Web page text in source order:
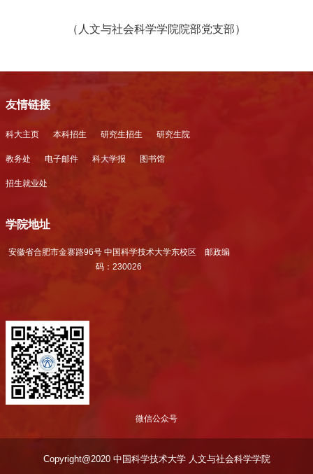
（人文与社会科学学院院部党支部）
友情链接
科大主页 本科招生 研究生招生 研究生院
教务处 电子邮件 科大学报 图书馆
招生就业处
学院地址
安徽省合肥市金寨路96号 中国科学技术大学东校区 邮政编
码：230026
微信公众号
Copyright@2020 中国科学技术大学 人文与社会科学学院